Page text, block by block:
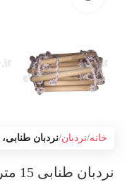
خانه نردبان نردبان طنابی،
نردبان طنابی 15 متر